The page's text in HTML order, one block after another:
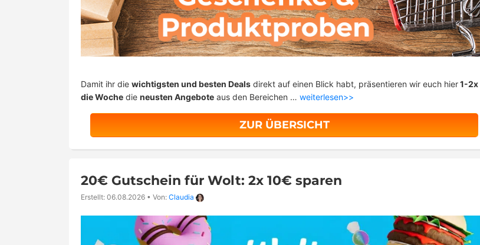
Damit ihr die wichtigsten und besten Deals direkt auf einen Blick habt, präsentieren wir euch hier1-2x
die Woche die neusten Angebote aus den Bereichen … weiterlesen>>
ZUR ÜBERSICHT
20€ Gutschein für Wolt: 2x 10€ sparen
Erstellt: 06.08.2026 • Von: Claudia